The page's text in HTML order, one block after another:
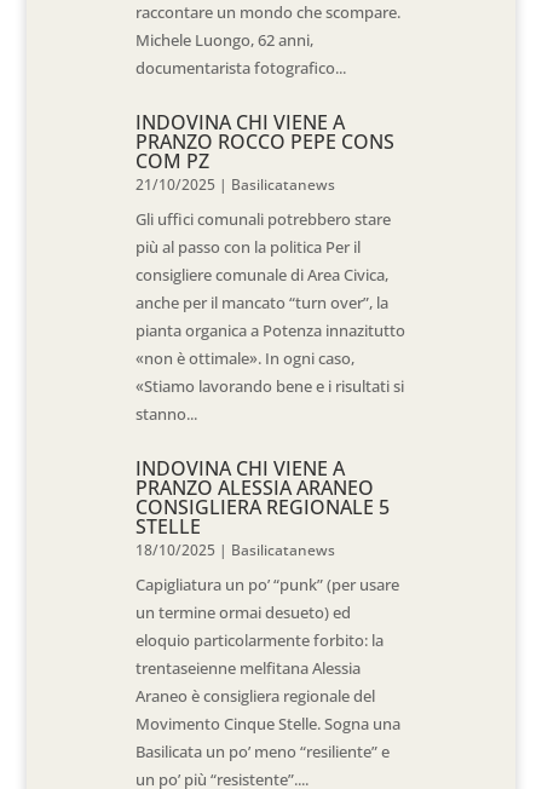
raccontare un mondo che scompare.
Michele Luongo, 62 anni,
documentarista fotografico...
INDOVINA CHI VIENE A
PRANZO ROCCO PEPE CONS
COM PZ
21/10/2025 | Basilicatanews
Gli uffici comunali potrebbero stare
più al passo con la politica Per il
consigliere comunale di Area Civica,
anche per il mancato “turn over”, la
pianta organica a Potenza innazitutto
«non è ottimale». In ogni caso,
«Stiamo lavorando bene e i risultati si
stanno...
INDOVINA CHI VIENE A
PRANZO ALESSIA ARANEO
CONSIGLIERA REGIONALE 5
STELLE
18/10/2025 | Basilicatanews
Capigliatura un po’ “punk” (per usare
un termine ormai desueto) ed
eloquio particolarmente forbito: la
trentaseienne melfitana Alessia
Araneo è consigliera regionale del
Movimento Cinque Stelle. Sogna una
Basilicata un po’ meno “resiliente” e
un po’ più “resistente”....